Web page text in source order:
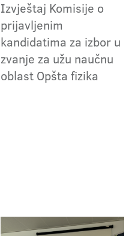
Izvještaj Komisije o
prijavljenim
kandidatima za izbor u
zvanje za užu naučnu
oblast Opšta fizika